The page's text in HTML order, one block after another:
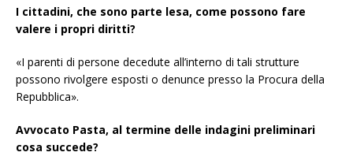
I cittadini, che sono parte lesa, come possono fare
valere i propri diritti?
«I parenti di persone decedute all’interno di tali strutture
possono rivolgere esposti o denunce presso la Procura della
Repubblica».
Avvocato Pasta, al termine delle indagini preliminari
cosa succede?